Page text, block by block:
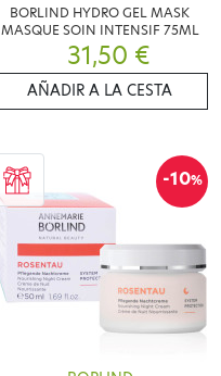
BORLIND HYDRO GEL MASK
MASQUE SOIN INTENSIF 75ML
31,50 €
AÑADIR A LA CESTA
-10%